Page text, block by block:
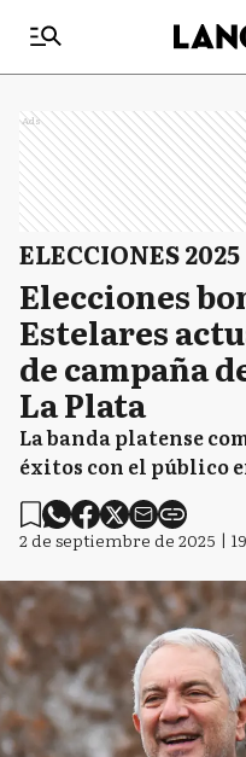
Ads
ELECCIONES 2025
Elecciones
Estelares
de campaña
La Plata
La banda platense
éxitos con el público
2 de septiembre de 2025 |